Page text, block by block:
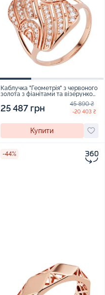
Каблучка "Геометрія" з червоного
золота з фіанітами та візерунком
25 487 грн 45 890 ₴
-20 403 ₴
Купити
-44%